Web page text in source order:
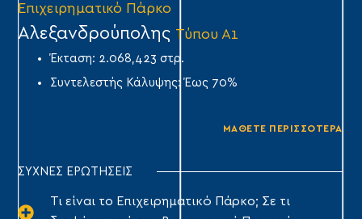
Επιχειρηματικό Πάρκο
Αλεξανδρούπολης Τύπου Α1
Έκταση: 2.068,423 στρ.
Συντελεστής Κάλυψης: Έως 70%
ΜΑΘΕΤΕ ΠΕΡΙΣΣΟΤΕΡΑ
ΣΥΧΝΕΣ ΕΡΩΤΗΣΕΙΣ
Τι είναι το Επιχειρηματικό Πάρκο; Σε τι